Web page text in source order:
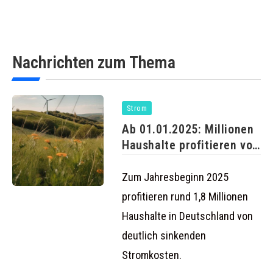
Nachrichten zum Thema
Strom
Ab 01.01.2025: Millionen
Haushalte profitieren von
Strompreisen
Zum Jahresbeginn 2025
profitieren rund 1,8 Millionen
Haushalte in Deutschland von
deutlich sinkenden
Stromkosten.